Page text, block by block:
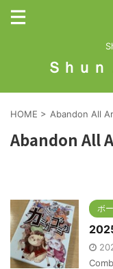
Ｓｈｕ
HOME > Abandon All
Abandon All
ボ